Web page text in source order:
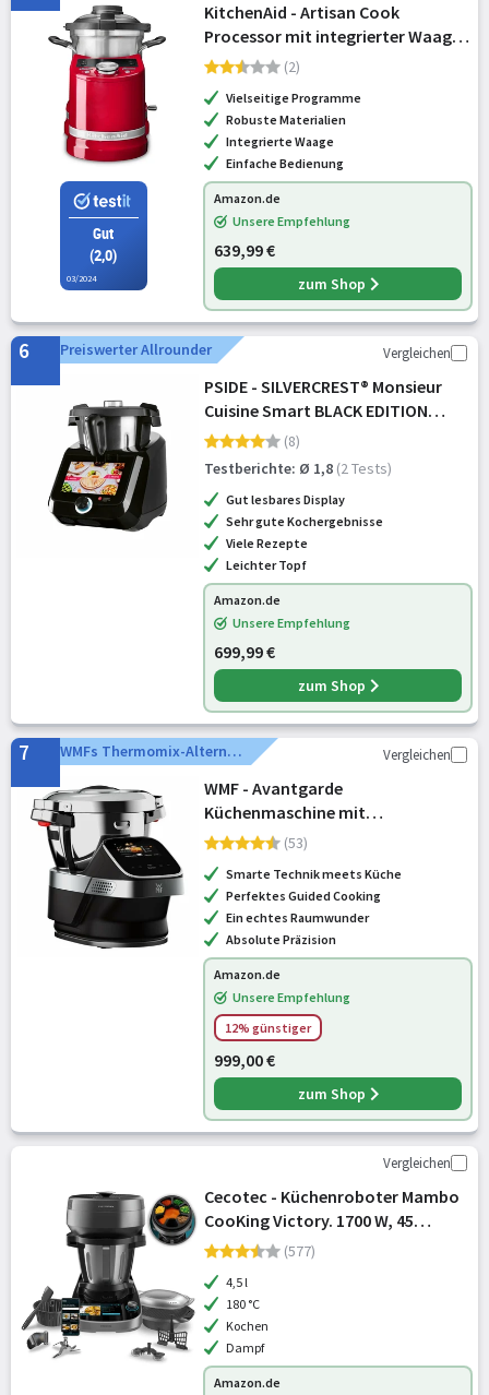
Gut
(2,0)
03/2024
KitchenAid - Artisan Cook
Processor mit integrierter Waage -
5KCF0201ECA - Multifunktions
(2)
Vielseitige Programme
Robuste Materialien
Integrierte Waage
Einfache Bedienung
Amazon.de
Unsere Empfehlung
639,99 €
zum Shop
6 Preiswerter Allrounder Vergleichen
PSIDE - SILVERCREST® Monsieur
Cuisine Smart BLACK EDITION
»SKMS 1200 B1«, 1200 W schwarz
(8)
Testberichte: Ø 1,8 (2 Tests)
Gut lesbares Display
Sehr gute Kochergebnisse
Viele Rezepte
Leichter Topf
Amazon.de
Unsere Empfehlung
699,99 €
zum Shop
7 WMFs Thermomix-Alternative Vergleichen
WMF - Avantgarde
Küchenmaschine mit
Kochfunktion, besonders leise, 14
Kochschüssel 3l, Touchscreen,
intuitive App, Rezepte, edelstahl m
(53)
Smarte Technik meets Küche
Perfektes Guided Cooking
Ein echtes Raumwunder
Absolute Präzision
Amazon.de
Unsere Empfehlung
12% günstiger
999,00 €
zum Shop
Vergleichen
Cecotec - Küchenroboter Mambo
CooKing Victory. 1700 W, 45
Funktionen(577)
4,5 l
180 °C
Kochen
Dampf
Amazon.de